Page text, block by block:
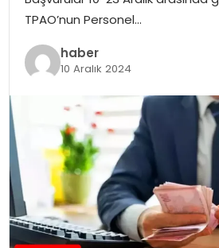
TPAO’nun Personel…
haber
10 Aralık 2024